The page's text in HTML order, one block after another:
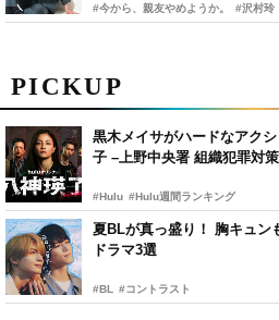
PICKUP
黒木メイサがハードなアク
子 –上野中央署 組織犯罪対策
#Hulu #Hulu週間ランキング
夏BLが真っ盛り！ 胸キュン
ドラマ3選
#BL #コントラスト
#今から、親友やめようか。 #沢村玲